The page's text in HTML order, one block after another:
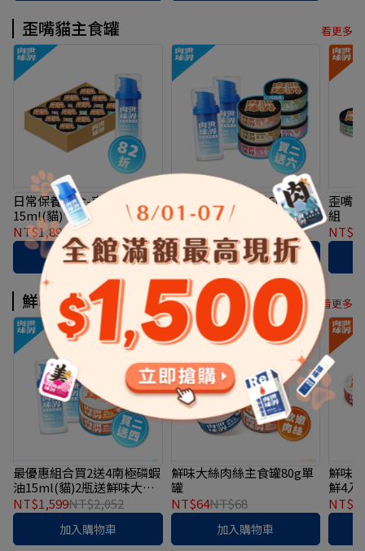
歪嘴貓主食罐 看更多
日常保養組合-南極磷蝦油
15ml(貓)*1+歪嘴貓主食罐
24入(箱裝)
NT$1,899 NT$2,330
加入購物車
最優惠組合-買2送6南極磷
蝦油15ml(貓)2瓶送歪嘴貓
加入購物車
歪嘴
組
鮮味大絲肉絲主食罐 看更多
最優惠組合買2送4南極磷蝦
油15ml(貓)2瓶送鮮味大絲
主食罐*4
NT$1,599NT$2,052
加入購物車
鮮味大絲肉絲主食罐80g單
罐
NT$64NT$68
加入購物車
鮮味
鮮4入